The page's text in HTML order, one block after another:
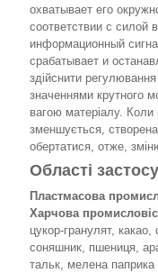
охватывает его
соответствии с силой
информационный
срабатывает и
здійснити
значеннями крутного
вагою матеріалу. Коли
зменшується,
обертатися, отже,
Області
Пластмасова
Харчова
цукор-гранулят,
соняшник, пшениця,
тальк, мелена паприка